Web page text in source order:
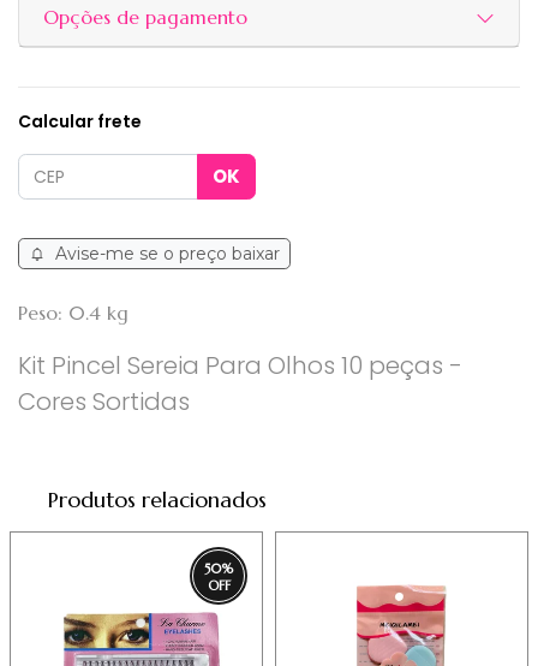
Opções de pagamento
Calcular frete
Avise-me se o preço baixar
Peso: 0.4 kg
Kit Pincel Sereia Para Olhos 10 peças -
Cores Sortidas
Produtos relacionados
50%